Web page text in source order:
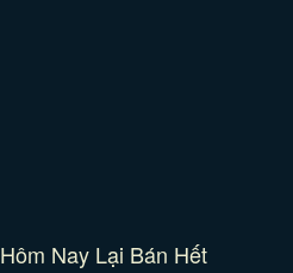
Hôm Nay Lại Bán Hết